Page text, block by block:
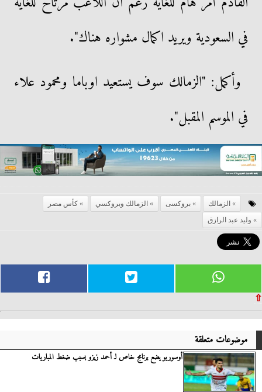
في السعودية ويريد اكمال مشواره هناك".
وأكمل: "الزمالك سوف يستعيد اوباما ومحمود علاء
في الموسم المقبل".
الزمالك بروكسى الزمالك وبروكسي
كأس مصر
وليد عبد الرازق
⇧
موضوعات متعلقة
أوسوريو يضع برنامج خاص لـ أحمد زيزو بسبب ضغط المباريات